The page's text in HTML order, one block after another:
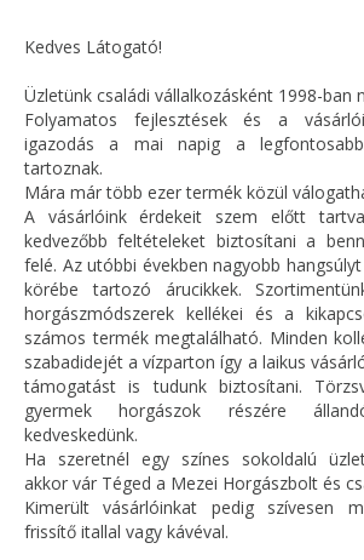
Kedves Látogató!
Üzletünk családi vállalkozásként 1998-ban
Folyamatos fejlesztések és a
igazodás a mai napig a
tartoznak.
Mára már több ezer termék közül
A vásárlóink érdekeit szem előtt
kedvezőbb feltételeket biztosítani a
felé. Az utóbbi években nagyobb
körébe tartozó árucikkek.
horgászmódszerek kellékei és a
számos termék megtalálható. Minden
szabadidejét a vízparton így a laikus
támogatást is tudunk biztosítani.
gyermek horgászok részére
kedveskedünk.
Ha szeretnél egy színes sokoldalú
akkor vár Téged a Mezei Horgászbolt és
Kimerült vásárlóinkat pedig szívesen
frissítő itallal vagy kávéval.